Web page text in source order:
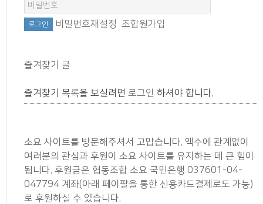
비밀번호재설정 조합원가입
즐겨찾기 글
즐겨찾기 목록을 보실려면 로그인 하셔야 합니다.
소요 사이트를 방문해주셔서 고맙습니다. 액수에 관계없이
여러분의 관심과 후원이 소요 사이트를 유지하는 데 큰 힘이
됩니다. 후원금은 협동조합 소요 국민은행 037601-04-
047794 계좌(아래 페이팔을 통한 신용카드결제로도 가능)
로 후원하실 수 있습니다.